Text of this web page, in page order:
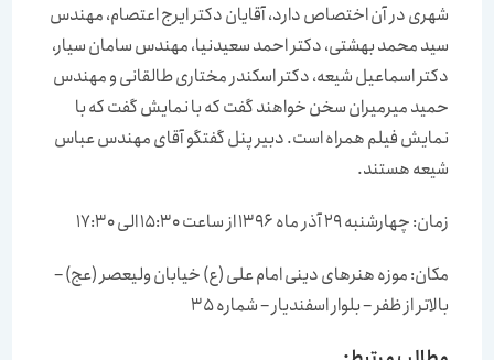
شهری در آن اختصاص دارد، آقایان دکتر ایرج اعتصام، مهندس
سید محمد بهشتی، دکتر احمد سعیدنیا، مهندس سامان سیار،
دکتر اسماعیل شیعه، دکتر اسکندر مختاری طالقانی و مهندس
حمید میرمیران سخن خواهند گفت که با نمایش گفت که با
نمایش فیلم همراه است. دبیر پنل گفتگو آقای مهندس عباس
شیعه هستند.
زمان: چهارشنبه 29 آذر ماه 1396 از ساعت 15:30 الی 17:30
مکان: موزه هنرهای دینی امام علی (ع) خیابان ولیعصر (عج) –
بالاتر از ظفر – بلوار اسفندیار – شماره 35